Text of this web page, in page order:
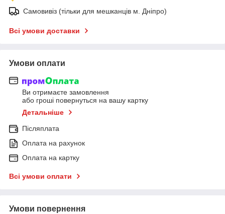
Самовивіз (тільки для мешканців м. Дніпро)
Всі умови доставки
Умови оплати
Ви отримаєте замовлення
або гроші повернуться на вашу картку
Детальніше
Післяплата
Оплата на рахунок
Оплата на картку
Всі умови оплати
Умови повернення